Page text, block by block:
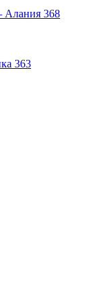
Алания 368
363